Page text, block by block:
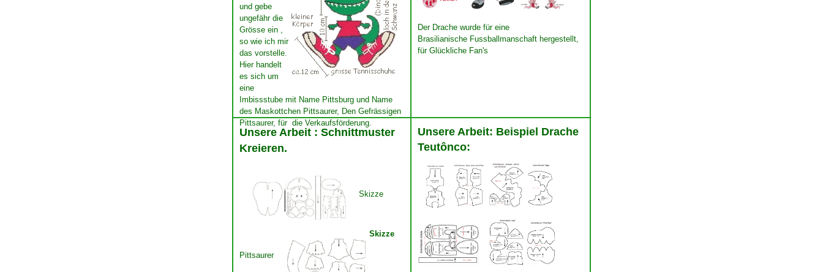
und gebe
ungefähr die
Grösse ein ,
so wie ich mir
das vorstelle.
Hier handelt
es sich um
eine
Imbissstube mit Name Pittsburg und Name
des Maskottchen Pittsaurer, Den Gefrässigen
Pittsaurer, für die Verkaufsförderung.
Skizze
Der Drache wurde für eine
Brasilianische Fussballmanschaft hergestellt,
für Glückliche Fan's
Unsere Arbeit : Schnittmuster
Kreieren.
Skizze
Pittsaurer
Unsere Arbeit: Beispiel Drache
Teutônco: